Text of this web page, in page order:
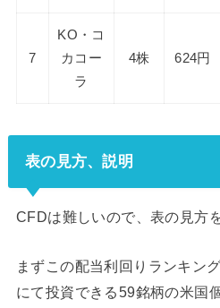
7
KO・コ
カコー
ラ
4株 624円
表の見方、説明
CFDは難しいので、表の見方
まずこの配当利回りランキン
にて投資できる59銘柄の米国